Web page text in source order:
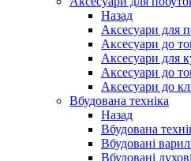
Назад
Аксесуари для
Аксесуари до
Аксесуари для
Аксесуари до
Аксесуари до
Вбудована техніка
Назад
Вбудована
Вбудовані
Вбудовані